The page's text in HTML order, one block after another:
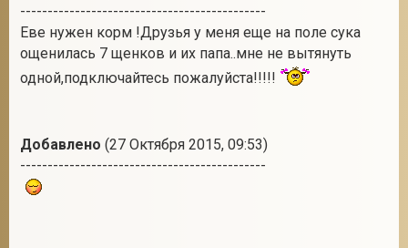
---------------------------------------------
Еве нужен корм !Друзья у меня еще на поле сука
ощенилась 7 щенков и их папа..мне не вытянуть
одной,подключайтесь пожалуйста!!!!!
Добавлено (27 Октября 2015, 09:53)
---------------------------------------------